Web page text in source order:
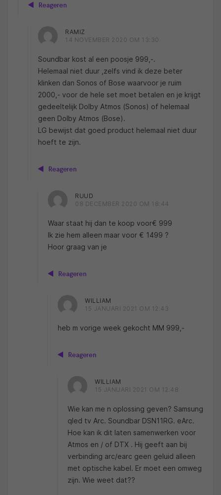
Reageren
RAMIZ
14 NOVEMBER 2020 OM 13:30
Soundbar kost al een poosje 999,-.
Helemaal niet duur ,zelfs vind ik deze beter
klinken dan Sonos of Bose waarvoor je ruim
2000,- voor de hele set moet betalen en je krijgt
gedeeltelijk Dolby Atmos (Sonos) of helemaal
geen Dolby Atmos (Bose).
LG bewijst dat goed product helemaal niet duur
hoeft te zijn.
Reageren
RUUD
08 DECEMBER 2020 OM 18:44
Waar staat hij dan te koop voor€ 999
Ik zie hem alleen maar voor € 1499 ?
Hoor graag van je
Reageren
WILLIAM
15 JANUARI 2021 OM 12:43
heb m vorige week gekocht MM 999,-
Reageren
WILLIAM
15 JANUARI 2021 OM 12:48
Wie kan me n oplossing geven? Samsung
qled tv Arc. Soundbar DSN11RG. eArc.
Hoe kan ik dit laten samenwerken voor
Atmos en / of DTX . Hij geeft aan bij
verbinding arc/earc geen geluid alleen
met optische kabel. Er moet een omweg
zijn. Wie weet dat??